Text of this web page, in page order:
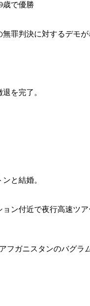
歳で優勝
罪判決に対するデモが
を完了。
と結婚。
ン付近で夜行高速ツ
フガニスタンのバグラ